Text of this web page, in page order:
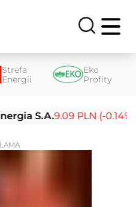
Strefa
Energii
Eko
Profity
S.A.9.09 PLN (-0.14%)